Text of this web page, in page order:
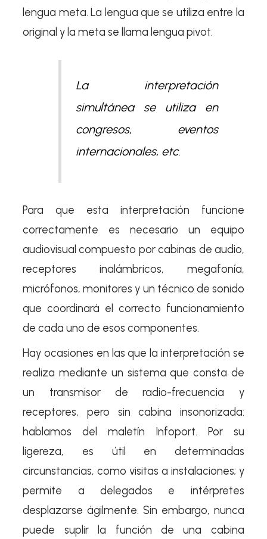
lengua meta. La lengua que se utiliza entre la
original y la meta se llama lengua pivot.
La interpretación
simultánea se utiliza en
congresos, eventos
internacionales, etc.
Para que esta interpretación funcione
correctamente es necesario un equipo
audiovisual compuesto por cabinas de audio,
receptores inalámbricos, megafonía,
micrófonos, monitores y un técnico de sonido
que coordinará el correcto funcionamiento
de cada uno de esos componentes.
Hay ocasiones en las que la interpretación se
realiza mediante un sistema que consta de
un transmisor de radio-frecuencia y
receptores, pero sin cabina insonorizada:
hablamos del maletín Infoport. Por su
ligereza, es útil en determinadas
circunstancias, como visitas a instalaciones; y
permite a delegados e intérpretes
desplazarse ágilmente. Sin embargo, nunca
puede suplir la función de una cabina